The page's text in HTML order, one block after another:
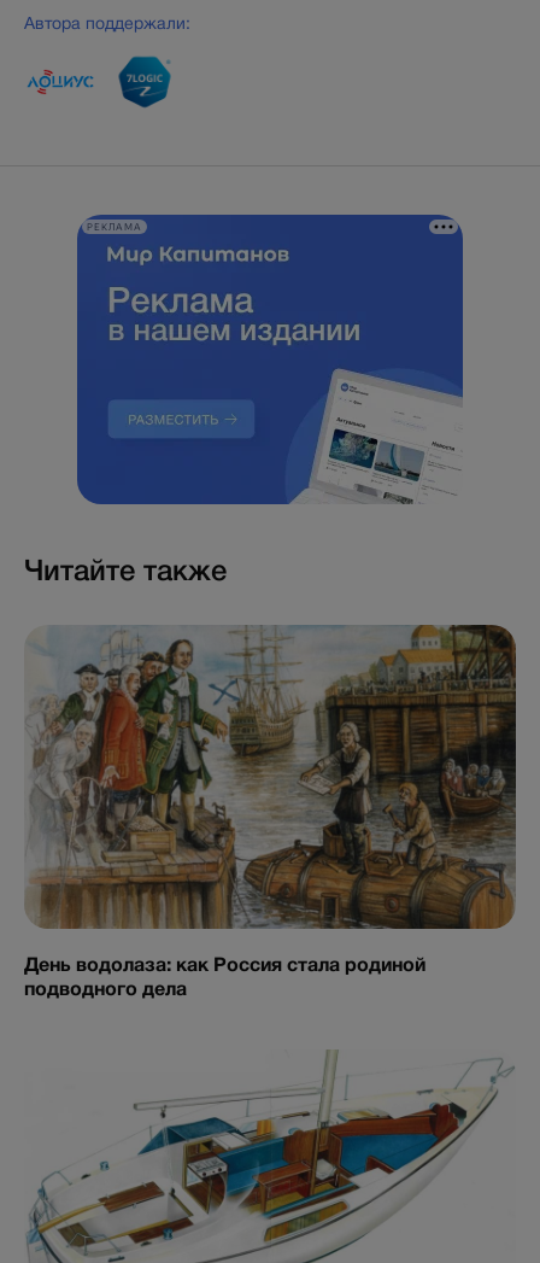
Автора поддержали:
РЕКЛАМА
Читайте также
День водолаза: как Россия стала родиной
подводного дела